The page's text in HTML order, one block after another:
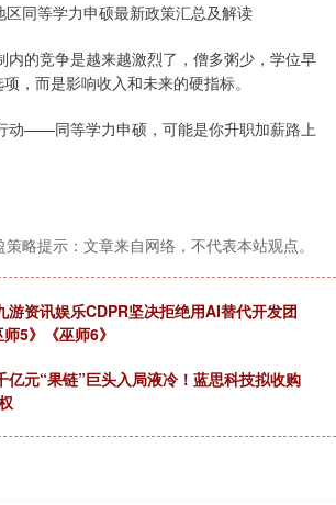
同等学力申硕最新政策汇总及解读
内的竞争是越来越激烈了，僧多粥少，学位早
，而是影响收入和未来的硬指标。
动——同等学力申硕，可能是你升职加薪路上
策略提示：文章来自网络，不代表本站观点。
游资讯娱乐CDPR坚决拒绝用AI替代开发团
5》《巫师6》
亿元“果链”巨头入局液冷！蓝思科技拟收购